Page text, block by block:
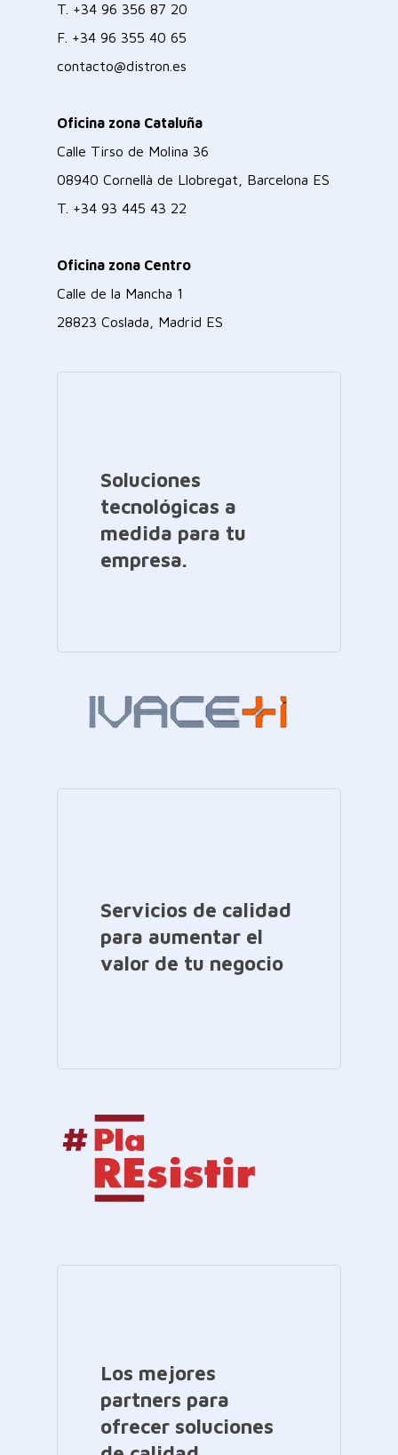
T. +34 96 356 87 20
F. +34 96 355 40 65
contacto@distron.es
Oficina zona Cataluña
Calle Tirso de Molina 36
08940 Cornellà de Llobregat, Barcelona ES
T. +34 93 445 43 22
Oficina zona Centro
Calle de la Mancha 1
28823 Coslada, Madrid ES
Soluciones
tecnológicas a
medida para tu
empresa.
Servicios de calidad
para aumentar el
valor de tu negocio
Los mejores
partners para
ofrecer soluciones